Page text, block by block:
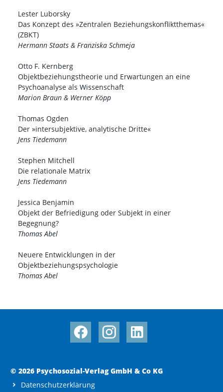
Lester Luborsky
Das Konzept des »Zentralen Beziehungskonfliktthemas«
(ZBKT)
Hermann Staats & Franziska Schmeja
Otto F. Kernberg
Objektbeziehungstheorie und Erwartungen an eine
Psychoanalyse als Wissenschaft
Marion Braun & Werner Köpp
Thomas Ogden
Der »intersubjektive, analytische Dritte«
Jens Tiedemann
Stephen Mitchell
Die relationale Matrix
Jens Tiedemann
Jessica Benjamin
Objekt der Befriedigung oder Subjekt in einer
Begegnung?
Thomas Abel
Neuere Entwicklungen in der
Objektbeziehungspsychologie
Thomas Abel
© 2026 Psychosozial-Verlag GmbH & Co KG
Datenschutzerklärung